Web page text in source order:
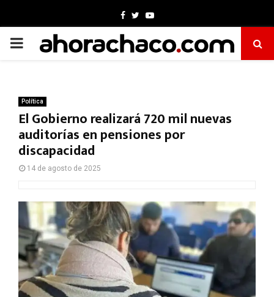
Facebook
TwitterYoutube
PRIMARY
Política
El Gobierno realizará 720 mil nuevas
auditorías en pensiones por
discapacidad
14 de agosto de 2025